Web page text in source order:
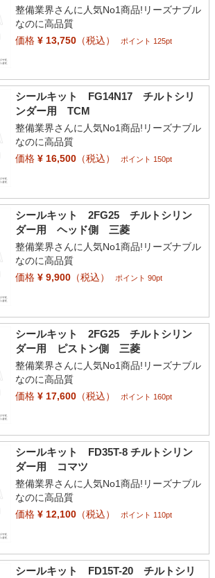
整備業界さんに人気No1商品!リーズナブル
なのに高品質
価格¥ 13,750（税込） ポイント 125pt
シールキット FG14N17 チルトシリ
ンダー用 TCM
整備業界さんに人気No1商品!リーズナブル
なのに高品質
価格¥ 16,500（税込） ポイント 150pt
シールキット 2FG25 チルトシリン
ダー用 ヘッド側 三菱
整備業界さんに人気No1商品!リーズナブル
なのに高品質
価格¥ 9,900（税込） ポイント 90pt
シールキット 2FG25 チルトシリン
ダー用 ピストン側 三菱
整備業界さんに人気No1商品!リーズナブル
なのに高品質
価格¥ 17,600（税込） ポイント 160pt
シールキット FD35T-8 チルトシリン
ダー用 コマツ
整備業界さんに人気No1商品!リーズナブル
なのに高品質
価格¥ 12,100（税込） ポイント 110pt
シールキット FD15T-20 チルトシリ